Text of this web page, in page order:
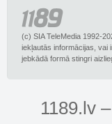
(c) SIA TeleMedia 1992-
iekļautās informācijas, vai
jebkādā formā stingri
1189.lv